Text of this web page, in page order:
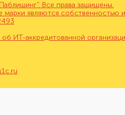
Все права защищены.
марки являются собственностью
ИТ-аккредитованной